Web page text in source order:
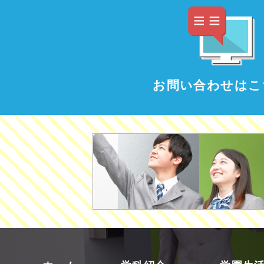
お問い合わせは